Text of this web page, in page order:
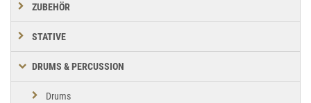
ZUBEHÖR
STATIVE
DRUMS & PERCUSSION
Drums